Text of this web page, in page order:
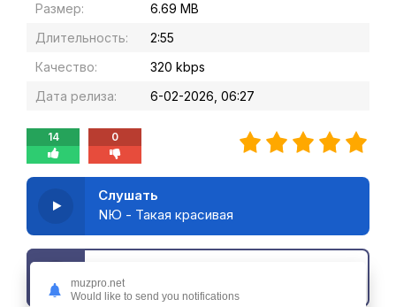
Размер:
6.69 MB
Длительность:
2:55
Качество:
320 kbps
Дата релиза:
6-02-2026, 06:27
14 0
Слушать
NЮ - Такая красивая
Скачать трек
muzpro.net
Would like to send you notifications